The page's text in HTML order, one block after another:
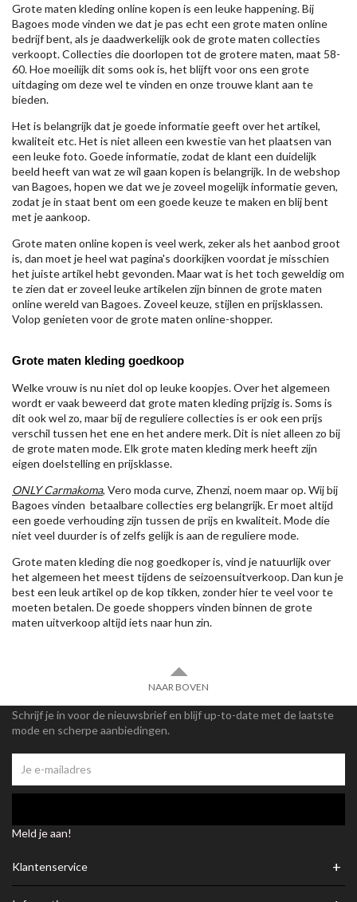
Grote maten kleding online kopen is een leuke happening. Bij
Bagoes mode vinden we dat je pas echt een grote maten online
bedrijf bent, als je daadwerkelijk ook de grote maten collecties
verkoopt. Collecties die doorlopen tot de grotere maten, maat 58-
60. Hoe moeilijk dit soms ook is, het blijft voor ons een grote
uitdaging om deze wel te vinden en onze trouwe klant aan te
bieden.
Het is belangrijk dat je goede informatie geeft over het artikel,
kwaliteit etc. Het is niet alleen een kwestie van het plaatsen van
een leuke foto. Goede informatie, zodat de klant een duidelijk
beeld heeft van wat ze wil gaan kopen is belangrijk. In de webshop
van Bagoes, hopen we dat we je zoveel mogelijk informatie geven,
zodat je in staat bent om een goede keuze te maken en blij bent
met je aankoop.
Grote maten online kopen is veel werk, zeker als het aanbod groot
is, dan moet je heel wat pagina's doorkijken voordat je misschien
het juiste artikel hebt gevonden. Maar wat is het toch geweldig om
te zien dat er zoveel leuke artikelen zijn binnen de grote maten
online wereld van Bagoes. Zoveel keuze, stijlen en prijsklassen.
Volop genieten voor de grote maten online-shopper.
Grote maten kleding goedkoop
Welke vrouw is nu niet dol op leuke koopjes. Over het algemeen
wordt er vaak beweerd dat grote maten kleding prijzig is. Soms is
dit ook wel zo, maar bij de reguliere collecties is er ook een prijs
verschil tussen het ene en het andere merk. Dit is niet alleen zo bij
de grote maten mode. Elk grote maten kleding merk heeft zijn
eigen doelstelling en prijsklasse.
ONLY Carmakoma, Vero moda curve, Zhenzi, noem maar op. Wij bij
Bagoes vinden betaalbare collecties erg belangrijk. Er moet altijd
een goede verhouding zijn tussen de prijs en kwaliteit. Mode die
niet veel duurder is of zelfs gelijk is aan de reguliere mode.
Grote maten kleding die nog goedkoper is, vind je natuurlijk over
het algemeen het meest tijdens de seizoensuitverkoop. Dan kun je
best een leuk artikel op de kop tikken, zonder hier te veel voor te
moeten betalen. De goede shoppers vinden binnen de grote
maten uitverkoop altijd iets naar hun zin.
NAAR BOVEN
Schrijf je in voor de nieuwsbrief en blijf up-to-date met de laatste
mode en scherpe aanbiedingen.
Meld je aan!
Klantenservice +